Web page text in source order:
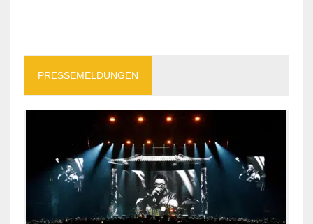
PRESSEMELDUNGEN